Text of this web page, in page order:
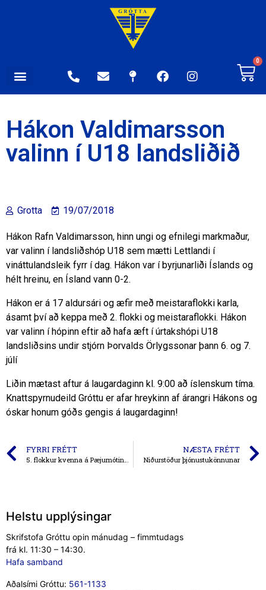
0
Hákon Valdimarsson
valinn í U18 landsliðið
Grotta 19/07/2018
Hákon Rafn Valdimarsson, hinn ungi og efnilegi markmaður,
var valinn í landsliðshóp U18 sem mætti Lettlandi í
vináttulandsleik fyrr í dag. Hákon var í byrjunarliði Íslands og
hélt hreinu, en Ísland vann 0-2.
Hákon er á 17 aldursári og æfir með meistaraflokki karla,
ásamt því að keppa með 2. flokki og meistaraflokki. Hákon
var valinn í hópinn eftir að hafa æft í úrtakshópi U18
landsliðsins undir stjórn Þorvalds Örlygssonar þann 6. og 7.
júlí
Liðin mætast aftur á laugardaginn kl. 9:00 að íslenskum tíma.
Knattspyrnudeild Gróttu er afar hreykinn af árangri Hákons og
óskar honum góðs gengis á laugardaginn!
FYRRI FRÉTT NÆSTA FRÉTT
Niðurstöður þjónustukönnunar
Helstu upplýsingar
Skrifstofa Gróttu opin mánudag – fimmtudags
frá kl. 11:30 – 14:30.
Hafa samband
Aðalsími Gróttu: 561-1133